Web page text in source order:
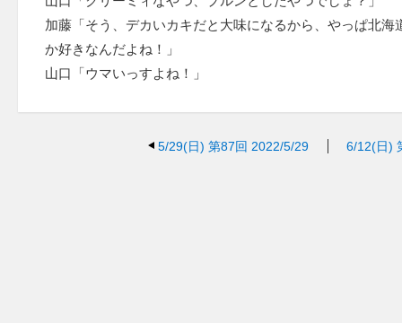
加藤「そう、デカいカキだと大味になるから、やっぱ北
か好きなんだよね！」
山口「ウマいっすよね！」
5/29(日) 第87回 2022/5/29 6/12(日)